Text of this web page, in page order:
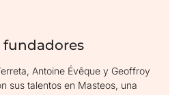
fundadores
Antoine Évêque y Geoffroy
sus talentos en Masteos, una